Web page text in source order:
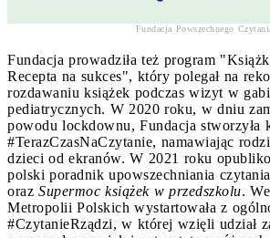
Fundacja Powszechnego
Fundacja prowadziła też program
Recepta na sukces", który polegał na
rozdawaniu książek podczas wizyt w
pediatrycznych. W 2020 roku, w dniu
powodu lockdownu, Fundacja stworzyła
#TerazCzasNaCzytanie, namawiając
dzieci od ekranów. W 2021 roku
polski poradnik upowszechniania czytania
oraz Supermoc książek w przedszkolu.
Metropolii Polskich wystartowała z
#CzytanieRządzi, w której wzięli udział